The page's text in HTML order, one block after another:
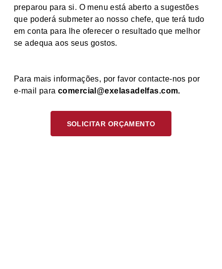
preparou para si. O menu está aberto a sugestões
que poderá submeter ao nosso chefe, que terá tudo
em conta para lhe oferecer o resultado que melhor
se adequa aos seus gostos.
Para mais informações, por favor contacte-nos por
e-mail paracomercial@exelasadelfas.com.
SOLICITAR ORÇAMENTO